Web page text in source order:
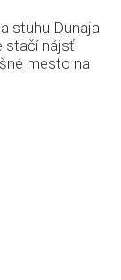
stuhu Dunaja
stačí nájsť
mesto na